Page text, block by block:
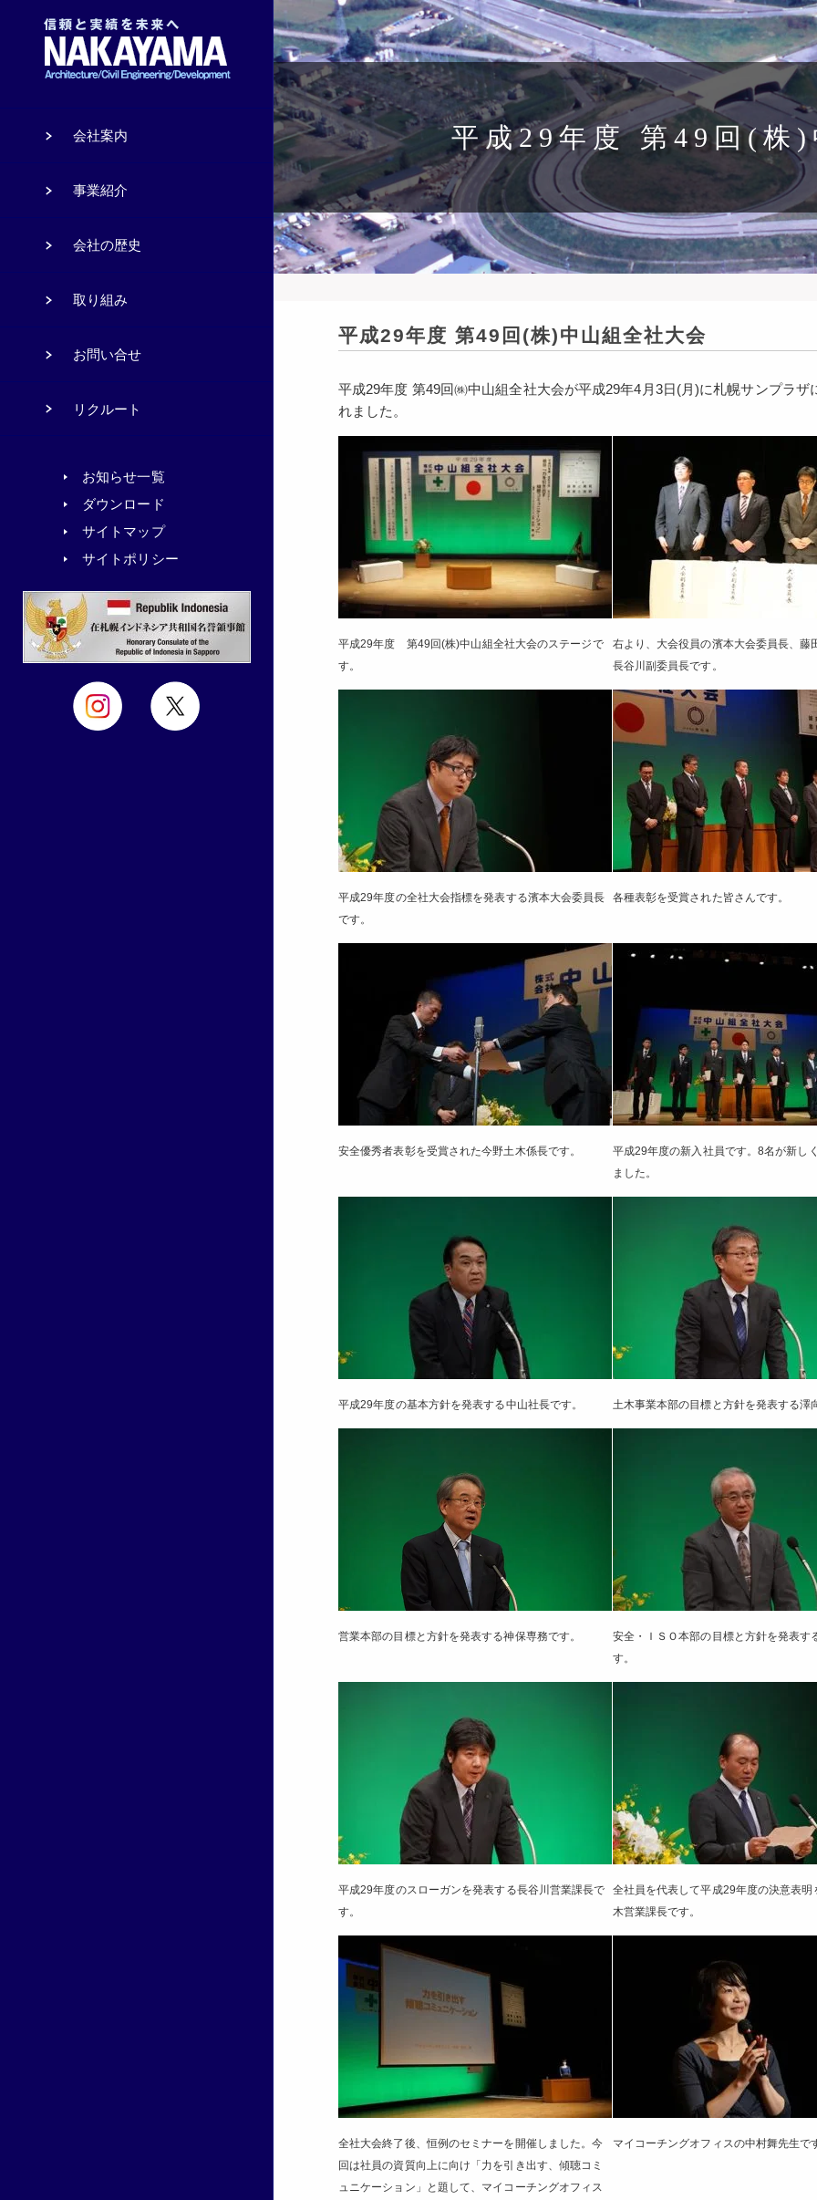
平成29年度 第49回(株)
平成29年度 第49回(株)中山組全社大会
平成29年度 第49回㈱中山組全社大会が平成29年4月3日(月)に札幌サンプラ
れました。
平成29年度 第49回(株)中山組全社大会のステージで
す。
右より、大会役員の濱本大会委員長、藤
長谷川副委員長です。
平成29年度の全社大会指標を発表する濱本大会委員長
です。
各種表彰を受賞された皆さんです。
安全優秀者表彰を受賞された今野土木係長です。
平成29年度の新入社員です。8名が新し
ました。
平成29年度の基本方針を発表する中山社長です。 土木事業本部の目標と方針を発表する澤
営業本部の目標と方針を発表する神保専務です。
安全・ＩＳＯ本部の目標と方針を発表す
す。
平成29年度のスローガンを発表する長谷川営業課長で
す。
全社員を代表して平成29年度の決意表明
木営業課長です。
全社大会終了後、恒例のセミナーを開催しました。今
回は社員の資質向上に向け「力を引き出す、傾聴コミ
ュニケーション」と題して、マイコーチングオフィス
マイコーチングオフィスの中村舞先生で
会社案内
事業紹介
会社の歴史
取り組み
お問い合せ
リクルート
お知らせ一覧
ダウンロード
サイトマップ
サイトポリシー